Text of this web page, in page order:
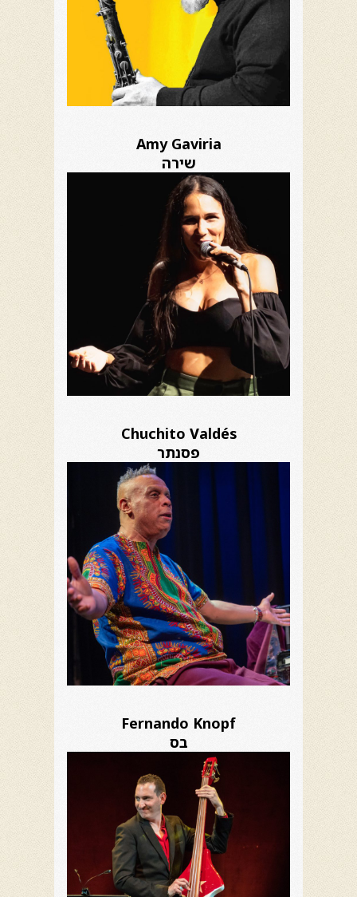
Amy Gaviria
שירה
Chuchito Valdés
פסנתר
Fernando Knopf
בס